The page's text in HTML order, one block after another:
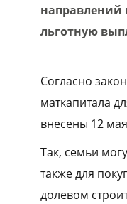
направлений
льготную
Согласно
маткапитала
внесены 12
Так, семьи
также для
долевом